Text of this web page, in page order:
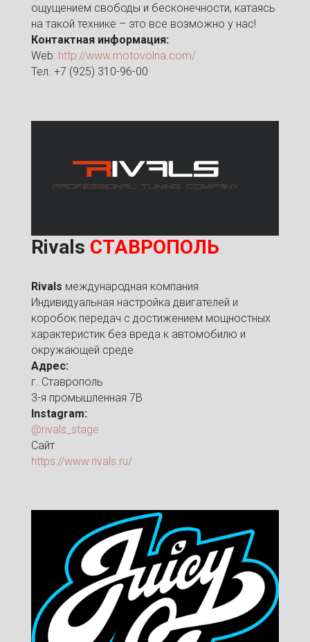
ощущением свободы и бесконечности, катаясь
на такой технике – это все возможно у нас!
Контактная информация:
Web: http://www.motovolna.com/
Тел. +7 (925) 310-96-00
Rivals СТАВРОПОЛЬ
Rivals международная компания
Индивидуальная настройка двигателей и
коробок передач с достижением мощностных
характеристик без вреда к автомобилю и
окружающей среде
Адрес:
г. Ставрополь
3-я промышленная 7В
Instagram:
@rivals_stage
Сайт
https://www.rivals.ru/